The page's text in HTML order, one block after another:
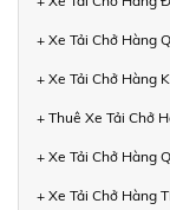
+ Xe Tải Chở Hàng
+ Xe Tải Chở Hàng
+ Thuê Xe Tải Chở
+ Xe Tải Chở Hàng
+ Xe Tải Chở Hàng